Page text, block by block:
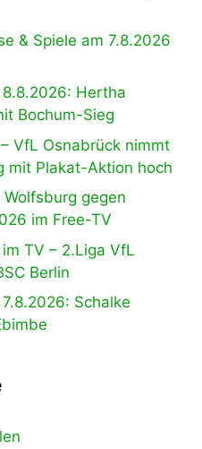
& Spiele am 7.8.2026
Hertha
Bochum-Sieg
VfL Osnabrück nimmt
mit Plakat-Aktion hoch
gegen
im Free-TV
TV – 2.Liga VfL
Berlin
Schalke